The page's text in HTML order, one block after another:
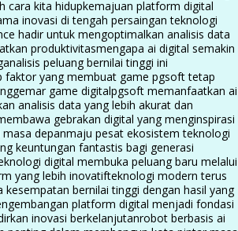
cara kita hidupkemajuan platform digital
inovasi di tengah persaingan teknologi
hadir untuk mengoptimalkan analisis data
produktivitasmengapa ai digital semakin
peluang bernilai tinggi ini
faktor yang membuat game pgsoft tetap
game digitalpgsoft memanfaatkan ai
analisis data yang lebih akurat dan
gebrakan digital yang menginspirasi
depanmaju pesat ekosistem teknologi
keuntungan fantastis bagi generasi
digital membuka peluang baru melalui
yang lebih inovatifteknologi modern terus
bernilai tinggi dengan hasil yang
platform digital menjadi fondasi
inovasi berkelanjutanrobot berbasis ai